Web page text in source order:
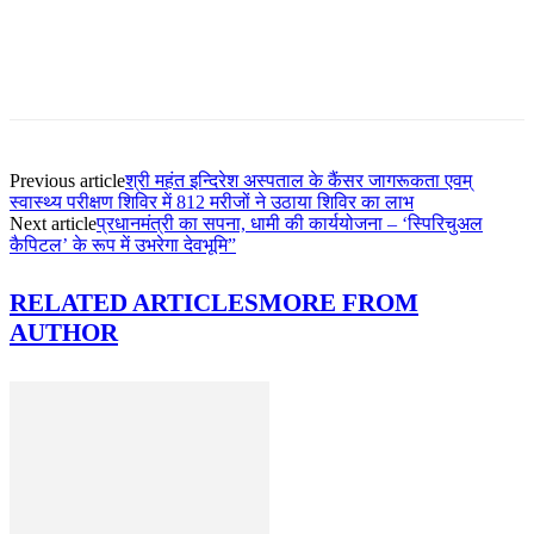
Previous articleश्री महंत इन्दिरेश अस्पताल के कैंसर जागरूकता एवम्
स्वास्थ्य परीक्षण शिविर में 812 मरीजों ने उठाया शिविर का लाभ
Next articleप्रधानमंत्री का सपना, धामी की कार्ययोजना – ‘स्पिरिचुअल
कैपिटल’ के रूप में उभरेगा देवभूमि”
RELATED ARTICLESMORE FROM
AUTHOR